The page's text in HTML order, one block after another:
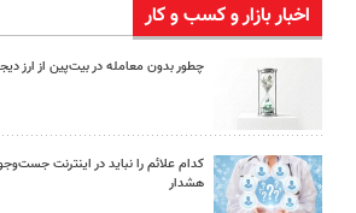
اخبار بازار و کسب و کار
چطور بدون معامله در بیت‌پین از ارز
کدام علائم را نباید در اینترنت
هشدار